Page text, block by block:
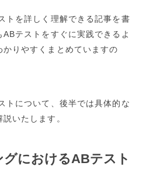
トを詳しく理解できる記事を書
テストをすぐに実践できるよ
りやすくまとめていますの
トについて、後半では具体的な
いたします。
におけるABテスト